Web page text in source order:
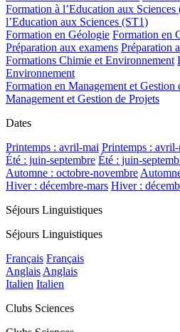
Formation à l’Education aux Sciences
l’Education aux Sciences (ST1)
Formation en Géologie Formation en
Préparation aux examens Préparation
Formations Chimie et Environnement
Environnement
Formation en Management et Gestion
Management et Gestion de Projets
Dates
Printemps : avril-mai Printemps : avril-
Été : juin-septembre Été : juin-
Automne : octobre-novembre
Hiver : décembre-mars Hiver :
Séjours Linguistiques
Séjours Linguistiques
Français Français
Anglais Anglais
Italien Italien
Clubs Sciences